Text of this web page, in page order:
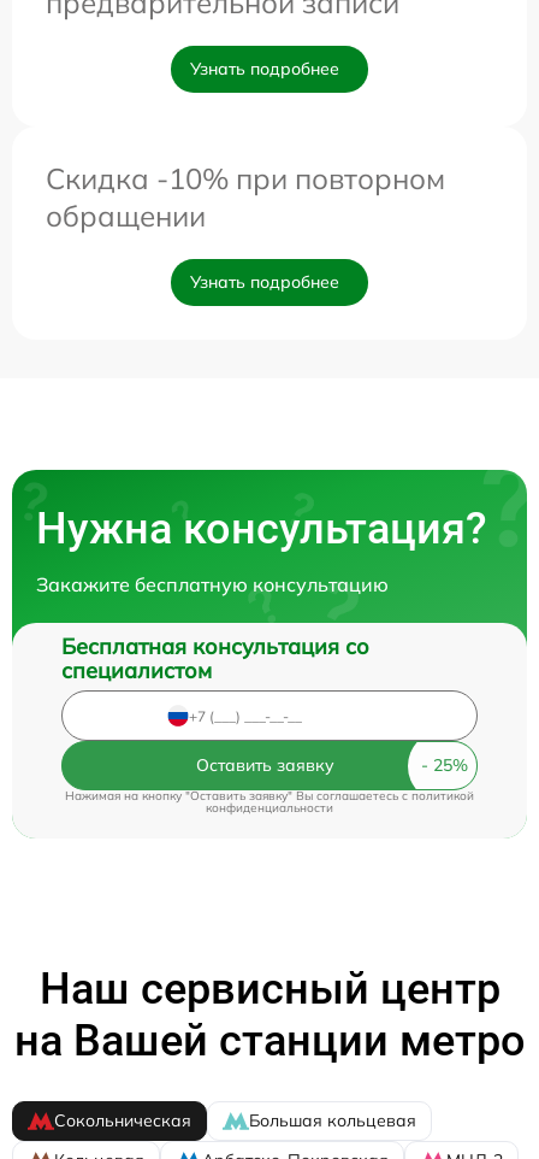
Узнать подробнее
Скидка -10% при повторном
обращении
Узнать подробнее
Нужна консультация?
Закажите бесплатную консультацию
Бесплатная консультация со
специалистом
Оставить заявку
Нажимая на кнопку "Оставить заявку" Вы соглашаетесь c политикой
конфиденциальности
Наш сервисный центр
на Вашей станции метро
Сокольническая
Большая кольцевая